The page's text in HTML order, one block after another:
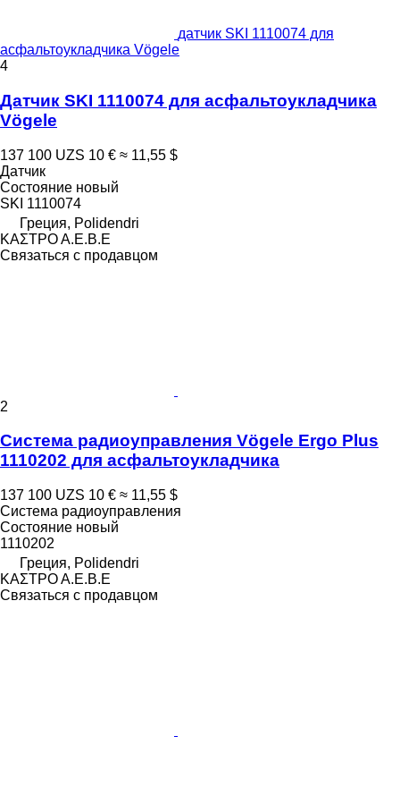
датчик SKI 1110074 для
асфальтоукладчика Vögele
4
Датчик SKI 1110074 для асфальтоукладчика
Vögele
137 100 UZS 10 € ≈ 11,55 $
Датчик
Состояние новый
SKI 1110074
Греция, Polidendri
ΚΑΣΤΡΟ Α.Ε.Β.Ε
Связаться с продавцом
2
Система радиоуправления Vögele Ergo Plus
1110202 для асфальтоукладчика
137 100 UZS 10 € ≈ 11,55 $
Система радиоуправления
Состояние новый
1110202
Греция, Polidendri
ΚΑΣΤΡΟ Α.Ε.Β.Ε
Связаться с продавцом